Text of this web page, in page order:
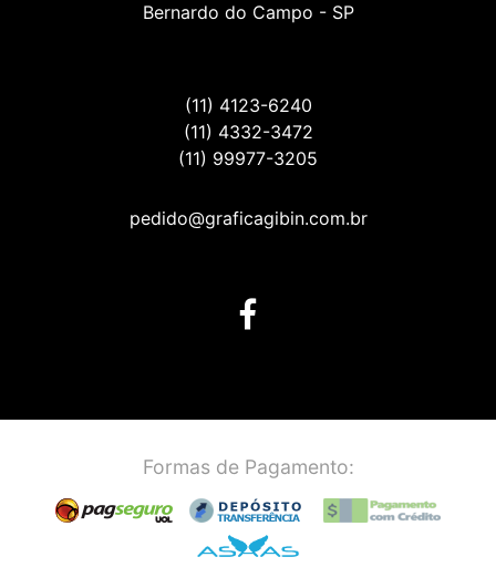
Bernardo do Campo - SP
(11) 4123-6240
(11) 4332-3472
(11) 99977-3205
pedido@graficagibin.com.br
Formas de Pagamento: